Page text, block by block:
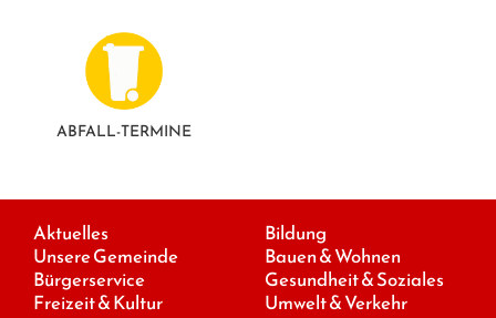
ABFALL-TERMINE
Aktuelles
Unsere Gemeinde
Bürgerservice
Freizeit & Kultur
Bildung
Bauen & Wohnen
Gesundheit & Soziales
Umwelt & Verkehr